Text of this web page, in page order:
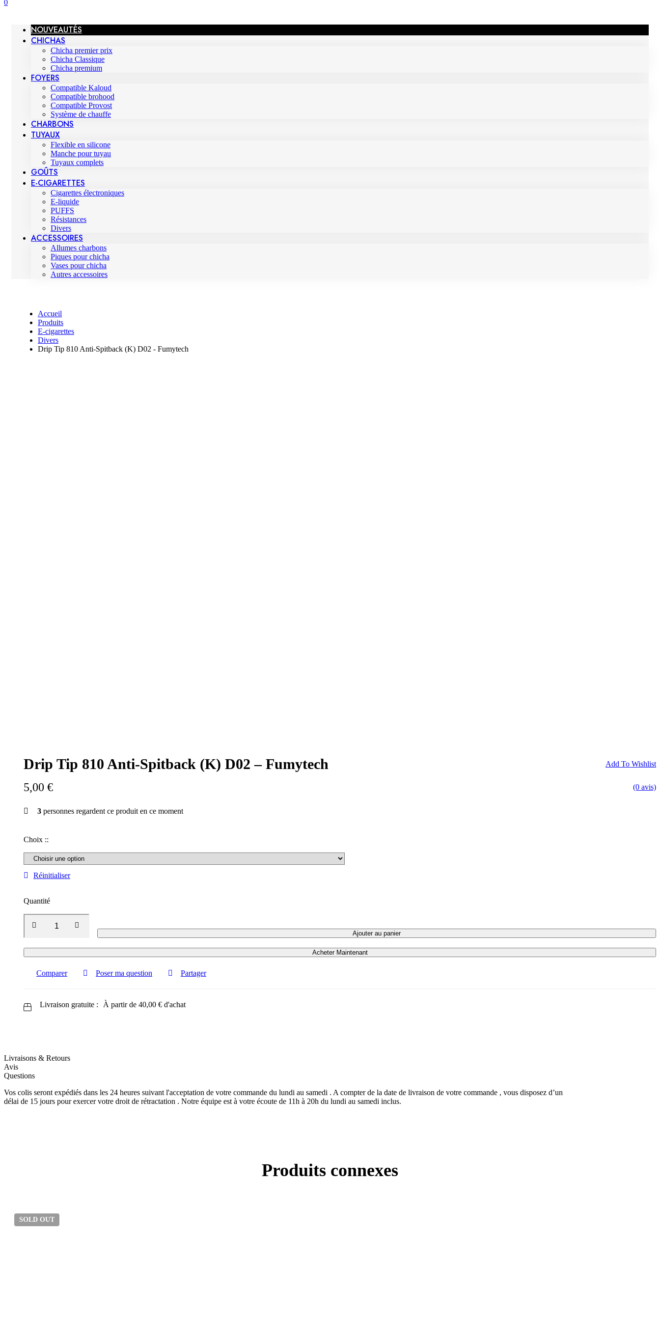
0
NOUVEAUTÉS
CHICHAS
Chicha premier prix
Chicha Classique
Chicha premium
FOYERS
Compatible Kaloud
Compatible brohood
Compatible Provost
Système de chauffe
CHARBONS
TUYAUX
Flexible en silicone
Manche pour tuyau
Tuyaux complets
GOÛTS
E-CIGARETTES
Cigarettes électroniques
E-liquide
PUFFS
Résistances
Divers
ACCESSOIRES
Allumes charbons
Piques pour chicha
Vases pour chicha
Autres accessoires
Accueil
Produits
E-cigarettes
Divers
Drip Tip 810 Anti-Spitback (K) D02 - Fumytech
Drip Tip 810 Anti-Spitback (K) D02 – Fumytech Add To Wishlist
5,00 € (0 avis)
3 personnes regardent ce produit en ce moment
Choix ::
Réinitialiser
Quantité
Ajouter au panier
Acheter Maintenant
Comparer Poser ma question Partager
Livraison gratuite : À partir de 40,00 € d'achat
Livraisons & Retours
Avis
Questions
Vos colis seront expédiés dans les 24 heures suivant l'acceptation de votre commande du lundi au samedi . A compter de la date de livraison de votre commande , vous disposez d’un
délai de 15 jours pour exercer votre droit de rétractation . Notre équipe est à votre écoute de 11h à 20h du lundi au samedi inclus.
Produits connexes
SOLD OUT